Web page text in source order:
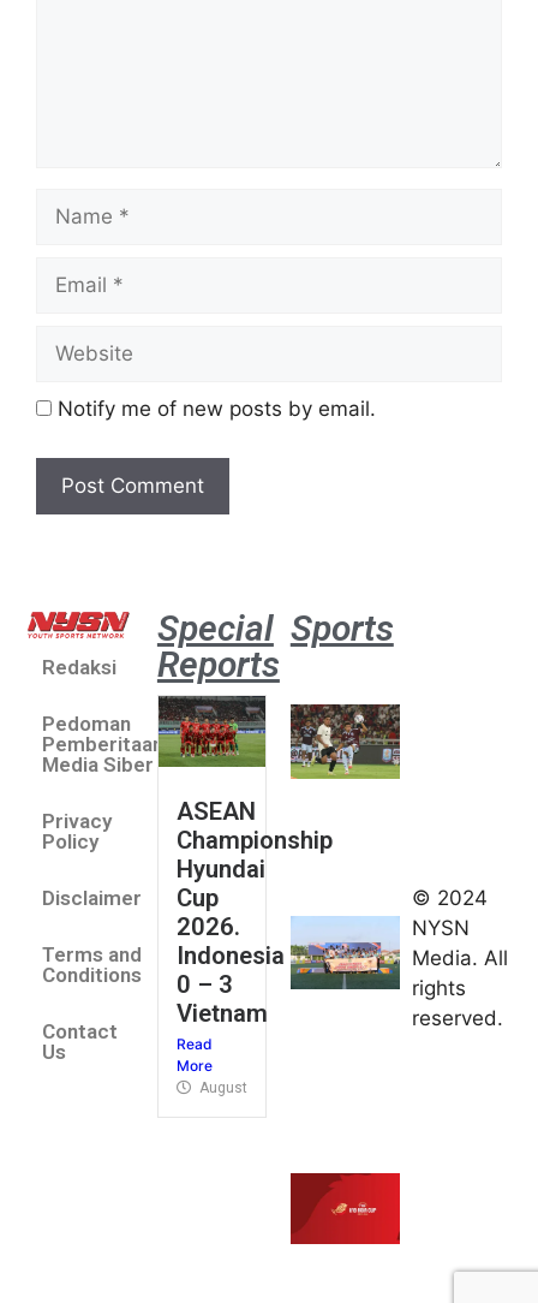
Notify me of new posts by email.
Redaksi
Pedoman
Pemberitaan
Media Siber
Privacy
Policy
Disclaimer
Terms and
Conditions
Contact
Us
Special
Reports
ASEAN
Championship
Hyundai
Cup
2026.
Indonesia
0 – 3
Vietnam
Read
More
August 4, 2026
Sports
umum
Kejurnas
Panahan
Junior di
Kudus
grup
© 2024
NYSN
Media. All
rights
reserved.